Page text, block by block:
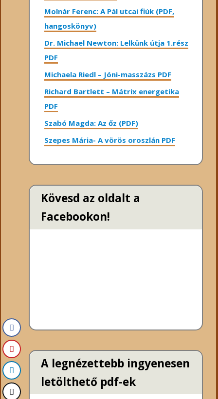
Molnár Ferenc: A Pál utcai fiúk (PDF,
hangoskönyv)
Dr. Michael Newton: Lelkünk útja 1.rész
PDF
Michaela Riedl – Jóni-masszázs PDF
Richard Bartlett – Mátrix energetika
PDF
Szabó Magda: Az őz (PDF)
Szepes Mária- A vörös oroszlán PDF
Kövesd az oldalt a
Facebookon!
A legnézettebb ingyenesen
letölthető pdf-ek